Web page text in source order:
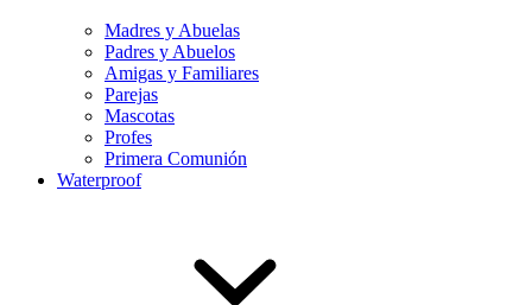
Madres y Abuelas
Padres y Abuelos
Amigas y Familiares
Parejas
Mascotas
Profes
Primera Comunión
Waterproof